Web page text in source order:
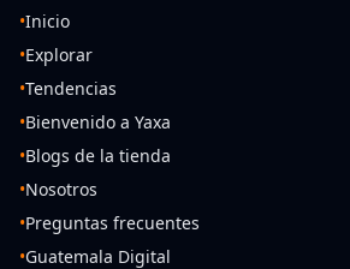
•Inicio
•Explorar
•Tendencias
•Bienvenido a Yaxa
•Blogs de la tienda
•Nosotros
•Preguntas frecuentes
•Guatemala Digital